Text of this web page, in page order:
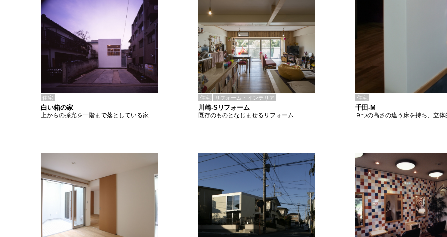
住宅
白い箱の家
上からの採光を一階まで落としている家
住宅 リフォーム・インテリア
川崎-Sリフォーム
既存のものとなじませるリフォーム
住宅
千田-M
９つの高さの違う床を持ち、立体